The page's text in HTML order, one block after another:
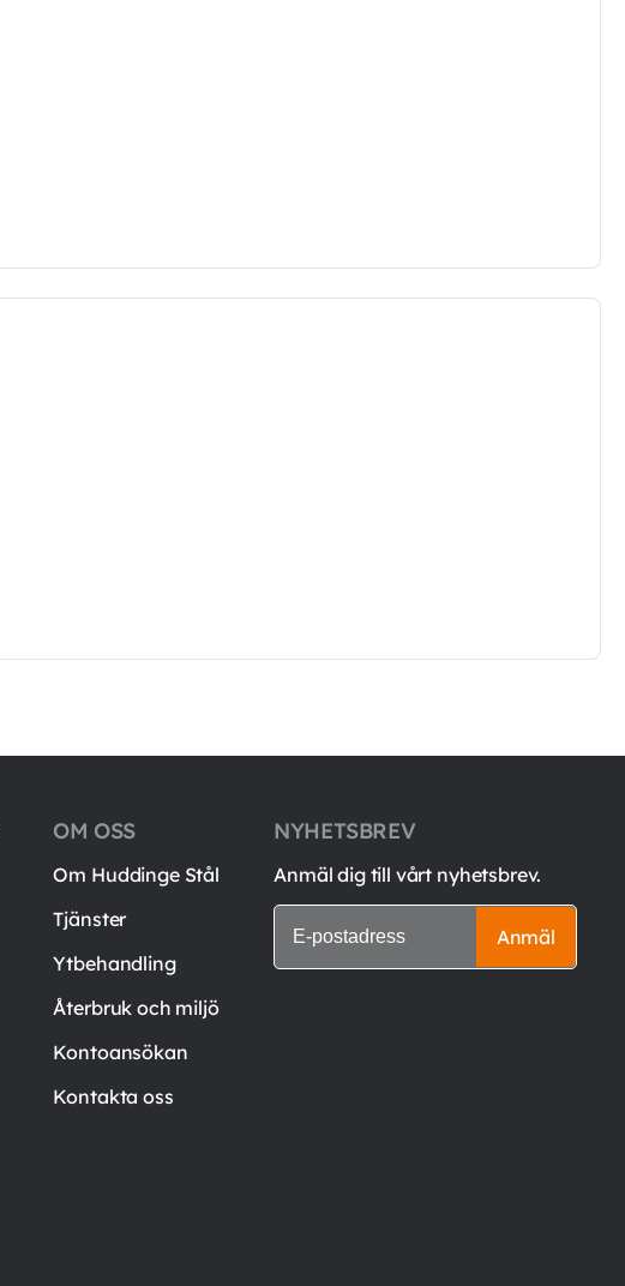
OM OSS
Om Huddinge Stål
Tjänster
Ytbehandling
Återbruk och miljö
Kontoansökan
Kontakta oss
NYHETSBREV
Anmäl dig till vårt nyhetsbrev.
Anmäl